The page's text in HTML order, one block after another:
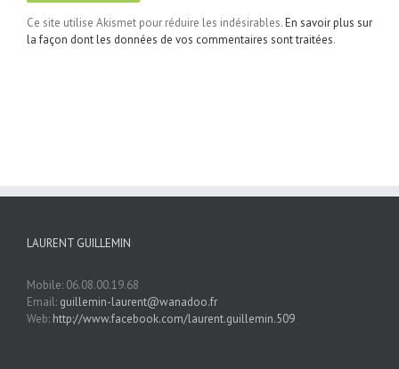
Ce site utilise Akismet pour réduire les indésirables.En savoir plus sur
la façon dont les données de vos commentaires sont traitées.
LAURENT GUILLEMIN
Mobile: 06.08.00.19.68
Email: guillemin-laurent@wanadoo.fr
Web: http://www.facebook.com/laurent.guillemin.509